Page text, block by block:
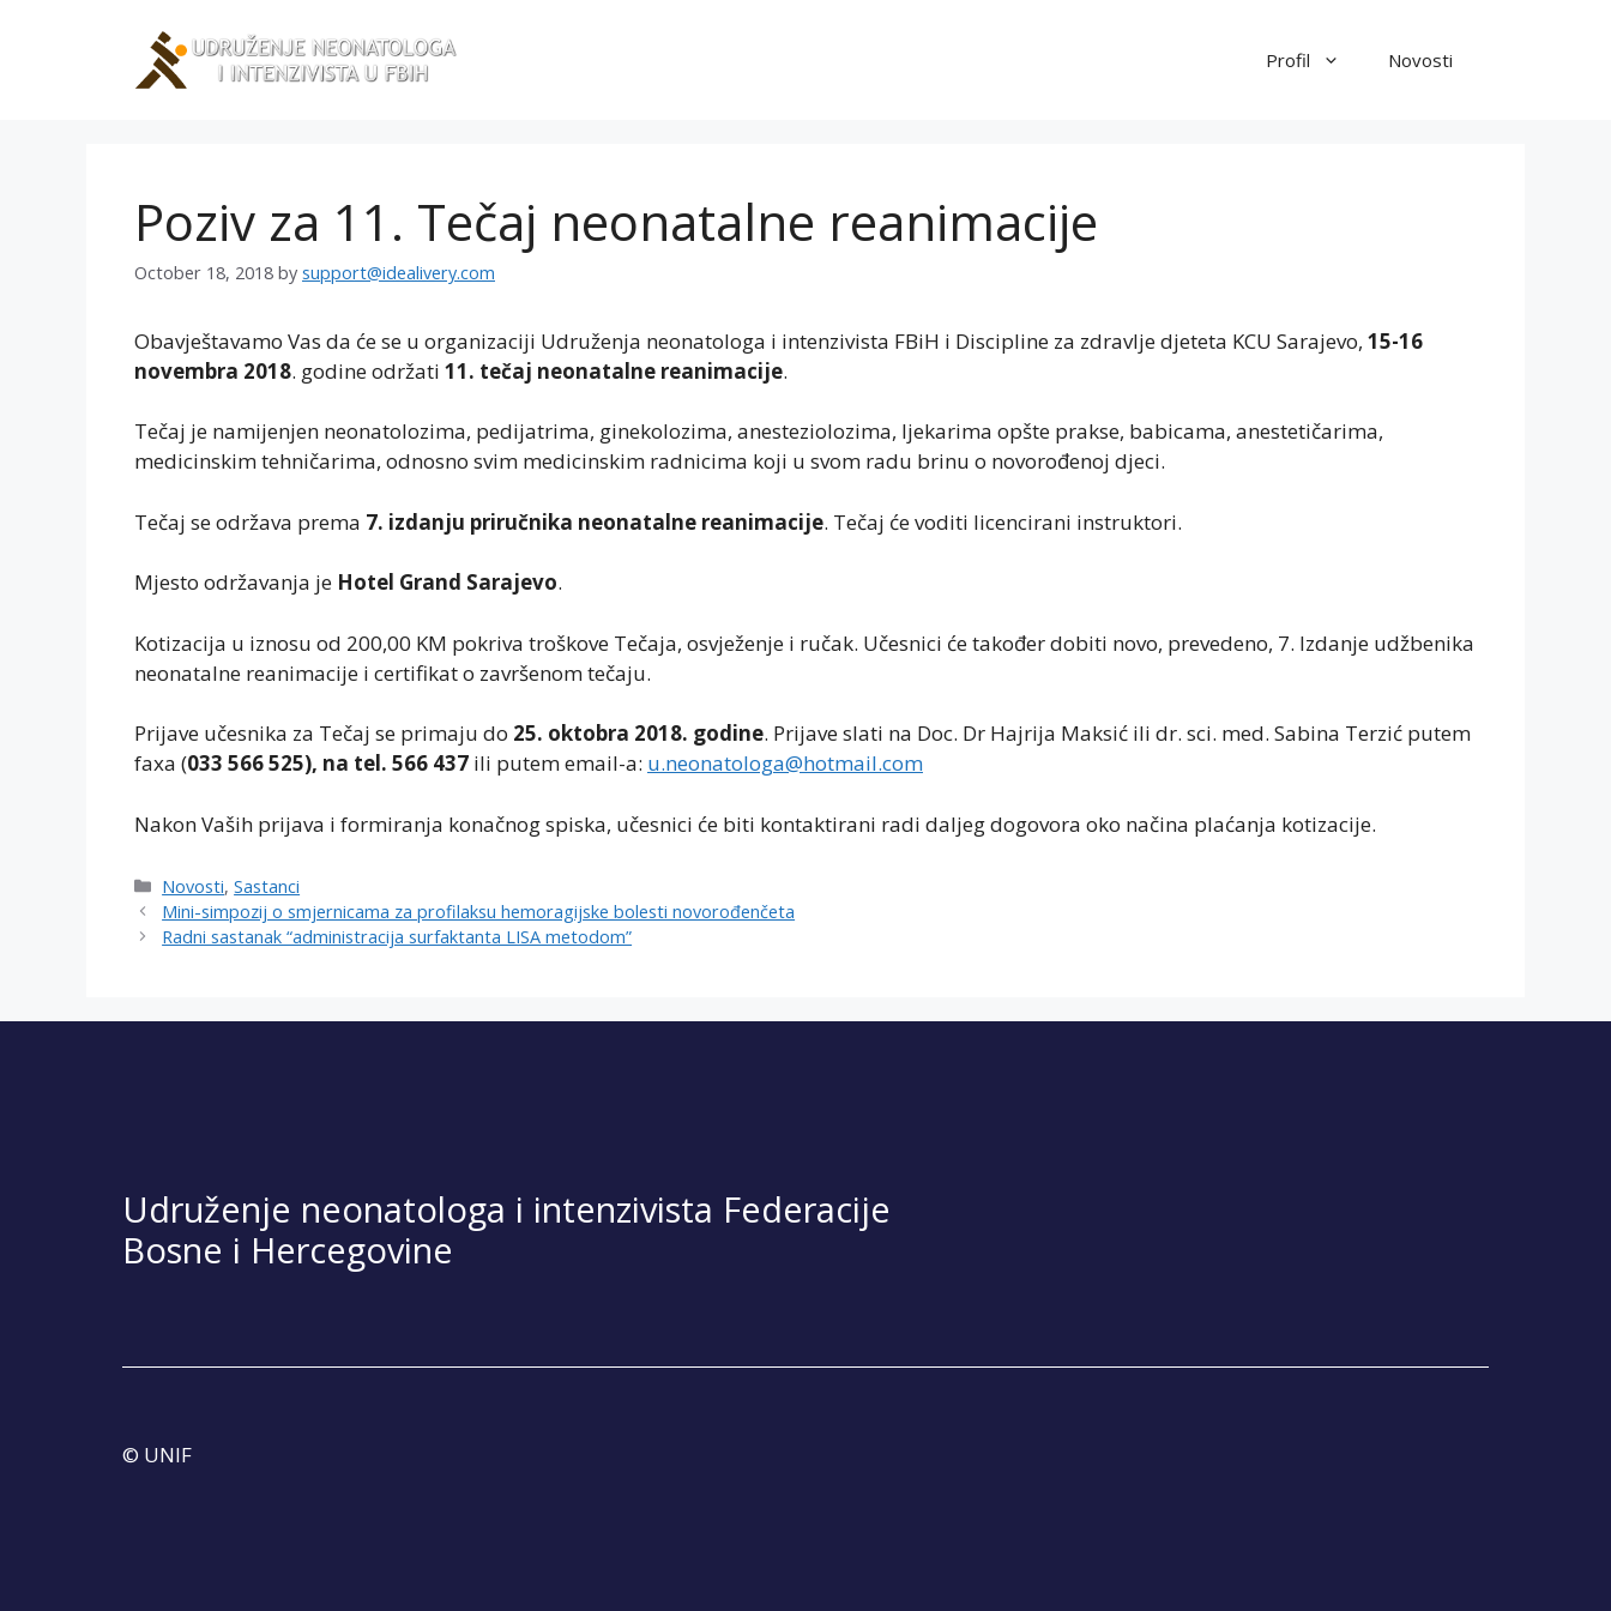
Profil Novosti
Poziv za 11. Tečaj neonatalne reanimacije
October 18, 2018 by support@idealivery.com
Obavještavamo Vas da će se u organizaciji Udruženja neonatologa i intenzivista FBiH i Discipline za zdravlje djeteta KCU Sarajevo, 15-16
novembra 2018. godine održati 11. tečaj neonatalne reanimacije.
Tečaj je namijenjen neonatolozima, pedijatrima, ginekolozima, anesteziolozima, ljekarima opšte prakse, babicama, anestetičarima,
medicinskim tehničarima, odnosno svim medicinskim radnicima koji u svom radu brinu o novorođenoj djeci.
Tečaj se održava prema 7. izdanju priručnika neonatalne reanimacije. Tečaj će voditi licencirani instruktori.
Mjesto održavanja je Hotel Grand Sarajevo.
Kotizacija u iznosu od 200,00 KM pokriva troškove Tečaja, osvježenje i ručak. Učesnici će također dobiti novo, prevedeno, 7. Izdanje udžbenika
neonatalne reanimacije i certifikat o završenom tečaju.
Prijave učesnika za Tečaj se primaju do 25. oktobra 2018. godine. Prijave slati na Doc. Dr Hajrija Maksić ili dr. sci. med. Sabina Terzić putem
faxa (033 566 525), na tel. 566 437 ili putem email-a: u.neonatologa@hotmail.com
Nakon Vaših prijava i formiranja konačnog spiska, učesnici će biti kontaktirani radi daljeg dogovora oko načina plaćanja kotizacije.
Categories
Novosti,Sastanci
Mini-simpozij o smjernicama za profilaksu hemoragijske bolesti novorođenčeta
Radni sastanak “administracija surfaktanta LISA metodom”
Udruženje neonatologa i intenzivista Federacije
Bosne i Hercegovine
© UNIF